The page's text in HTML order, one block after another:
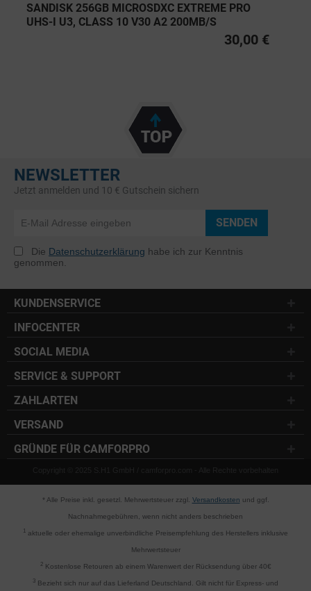
SANDISK 256GB MICROSDXC EXTREME PRO
UHS-I U3, CLASS 10 V30 A2 200MB/S
30,00 €
NEWSLETTER
Jetzt anmelden und 10 € Gutschein sichern
SENDEN
Die Datenschutzerklärung habe ich zur Kenntnis
genommen.
KUNDENSERVICE
INFOCENTER
SOCIAL MEDIA
SERVICE & SUPPORT
ZAHLARTEN
VERSAND
GRÜNDE FÜR CAMFORPRO
Copyright © 2025 S.H1 GmbH / camforpro.com - Alle Rechte vorbehalten
* Alle Preise inkl. gesetzl. Mehrwertsteuer zzgl. Versandkosten und ggf.
Nachnahmegebühren, wenn nicht anders beschrieben
aktuelle oder ehemalige unverbindliche Preisempfehlung des Herstellers inklusive
Mehrwertsteuer
2Kostenlose Retouren ab einem Warenwert der Rücksendung über 40€
3 Bezieht sich nur auf das Lieferland Deutschland. Gilt nicht für Express- und